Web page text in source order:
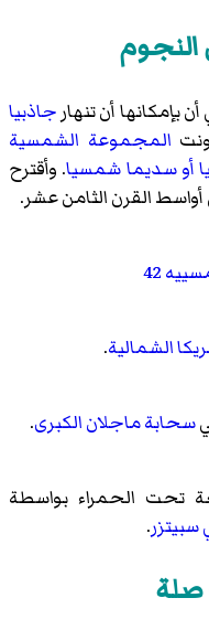
بإمكانها أن تنهار جاذبيا
المجموعة الشمسية
أو سديما شمسيا. وأقترح
القرن الثامن عشر.
42
الشمالية.
سحابة ماجلان الكبرى.
تحت الحمراء بواسطة
.
صلة